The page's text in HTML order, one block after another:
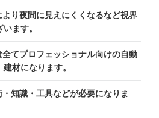
り夜間に見えにくくなるなど視界
ます。
てプロフェッショナル向けの自動
材になります。
知識・工具などが必要になりま